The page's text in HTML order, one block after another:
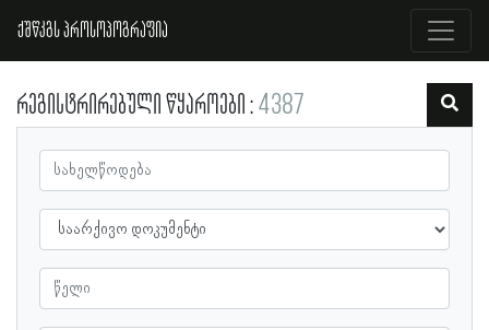
ქშწკგს პროსოპოგრაფია
რეგისტრირებული წყაროები 4387